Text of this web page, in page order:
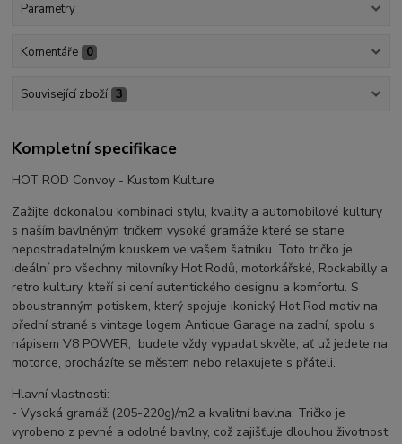
Parametry
Komentáře 0
Související zboží 3
Kompletní specifikace
HOT ROD Convoy - Kustom Kulture
Zažijte dokonalou kombinaci stylu, kvality a automobilové kultury
s naším bavlněným tričkem vysoké gramáže které se stane
nepostradatelným kouskem ve vašem šatníku. Toto tričko je
ideální pro všechny milovníky Hot Rodů, motorkářské, Rockabilly a
retro kultury, kteří si cení autentického designu a komfortu. S
oboustranným potiskem, který spojuje ikonický Hot Rod motiv na
přední straně s vintage logem Antique Garage na zadní, spolu s
nápisem V8 POWER, budete vždy vypadat skvěle, ať už jedete na
motorce, procházíte se městem nebo relaxujete s přáteli.
Hlavní vlastnosti:
- Vysoká gramáž (205-220g)/m2 a kvalitní bavlna: Tričko je
vyrobeno z pevné a odolné bavlny, což zajišťuje dlouhou životnost